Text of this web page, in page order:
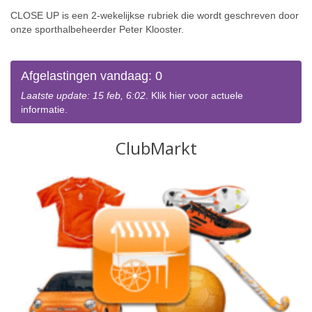
CLOSE UP is een 2-wekelijkse rubriek die wordt geschreven door
onze sporthalbeheerder Peter Klooster.
Afgelastingen vandaag: 0
Laatste update: 15 feb, 6:02. Klik hier voor actuele
informatie.